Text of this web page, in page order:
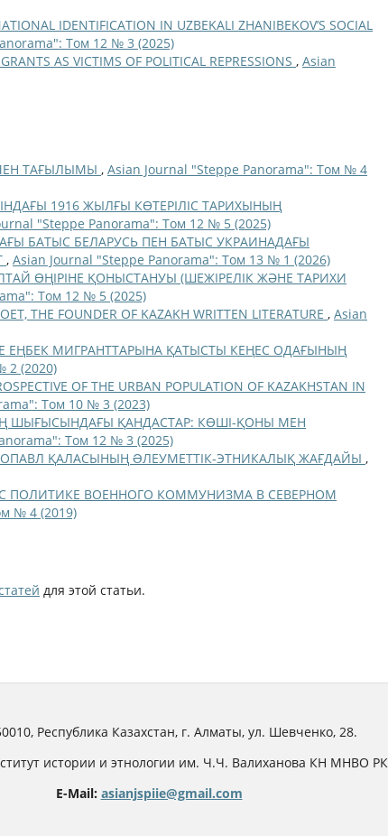
IDENTIFICATION IN UZBEKALI ZHANIBEKOV’S SOCIAL
Том 12 № 3 (2025)
AS VICTIMS OF POLITICAL REPRESSIONS , Asian
ТАҒЫЛЫМЫ , Asian Journal "Steppe Panorama": Том № 4
1916 ЖЫЛҒЫ КӨТЕРІЛІС ТАРИХЫНЫҢ
"Steppe Panorama": Том 12 № 5 (2025)
БАТЫС БЕЛАРУСЬ ПЕН БАТЫС УКРАИНАДАҒЫ
, Asian Journal "Steppe Panorama": Том 13 № 1 (2026)
ӨҢІРІНЕ ҚОНЫСТАНУЫ (ШЕЖІРЕЛІК ЖӘНЕ ТАРИХИ
Том 12 № 5 (2025)
THE FOUNDER OF KAZAKH WRITTEN LITERATURE , Asian
ЕҢБЕК МИГРАНТТАРЫНА ҚАТЫСТЫ КЕҢЕС ОДАҒЫНЫҢ
2 (2020)
OF THE URBAN POPULATION OF KAZAKHSTAN IN
Том 10 № 3 (2023)
ШЫҒЫСЫНДАҒЫ ҚАНДАСТАР: КӨШІ-ҚОНЫ МЕН
Том 12 № 3 (2025)
ҚАЛАСЫНЫҢ ƏЛЕУМЕТТІК-ЭТНИКАЛЫҚ ЖАҒДАЙЫ ,
ПОЛИТИКЕ ВОЕННОГО КОММУНИЗМА В СЕВЕРНОМ
№ 4 (2019)
для этой статьи.
Республика Казахстан, г. Алматы, ул. Шевченко, 28.
истории и этнологии им. Ч.Ч. Валиханова КН МНВО РК
E-Mail: asianjspiie@gmail.com